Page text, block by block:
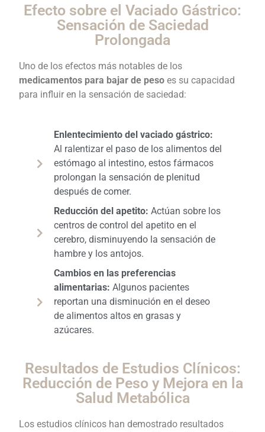
Efecto sobre el Vaciado Gástrico:
Sensación de Saciedad
Prolongada
Uno de los efectos más notables de los
medicamentos para bajar de peso es su capacidad
para influir en la sensación de saciedad:
Enlentecimiento del vaciado gástrico:
Al ralentizar el paso de los alimentos del
estómago al intestino, estos fármacos
prolongan la sensación de plenitud
después de comer.
Reducción del apetito: Actúan sobre los
centros de control del apetito en el
cerebro, disminuyendo la sensación de
hambre y los antojos.
Cambios en las preferencias
alimentarias: Algunos pacientes
reportan una disminución en el deseo
de alimentos altos en grasas y
azúcares.
Resultados de Estudios Clínicos:
Reducción de Peso y Mejora en la
Salud Metabólica
Los estudios clínicos han demostrado resultados